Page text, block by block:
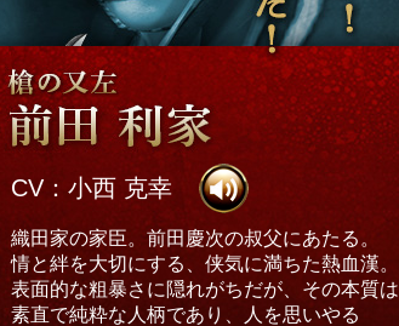
CV：小西 克幸
織田家の家臣。前田慶次の叔父にあたる。
情と絆を大切にする、侠気に満ちた熱血漢。
表面的な粗暴さに隠れがちだが、その本質は
素直で純粋な人柄であり、人を思いやる